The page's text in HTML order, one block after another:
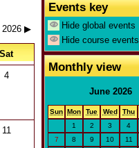
You are not logged in. (Log in)
▶
Sat
4
11
Events key
Hide global events
Hide course events
Monthly view
June 2026
Sun Mon Tue Wed Thu
1
2 3 4
7
8 9 10 11